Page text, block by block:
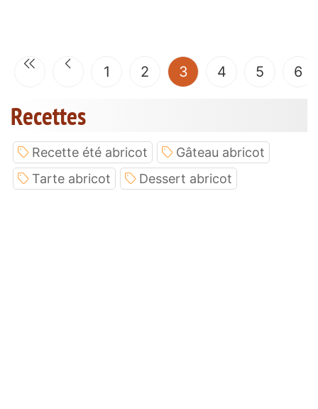
1 2 3(current)
4 5 6
Recettes
Recette été abricot
Gâteau abricot
Tarte abricot
Dessert abricot